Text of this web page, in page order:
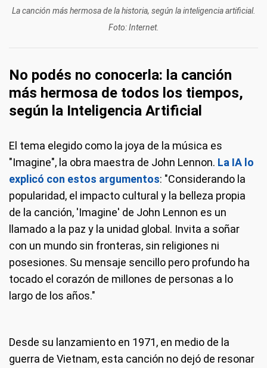
La canción más hermosa de la historia, según la inteligencia artificial.
Foto: Internet.
No podés no conocerla: la canción
más hermosa de todos los tiempos,
según la Inteligencia Artificial
El tema elegido como la joya de la música es
"Imagine", la obra maestra de John Lennon. La IA lo
explicó con estos argumentos: "Considerando la
popularidad, el impacto cultural y la belleza propia
de la canción, 'Imagine' de John Lennon es un
llamado a la paz y la unidad global. Invita a soñar
con un mundo sin fronteras, sin religiones ni
posesiones. Su mensaje sencillo pero profundo ha
tocado el corazón de millones de personas a lo
largo de los años."
Desde su lanzamiento en 1971, en medio de la
guerra de Vietnam, esta canción no dejó de resonar